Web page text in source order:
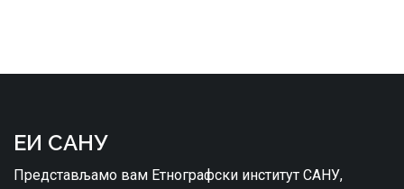
ЕИ САНУ
Представљамо вам Етнографски институт САНУ,